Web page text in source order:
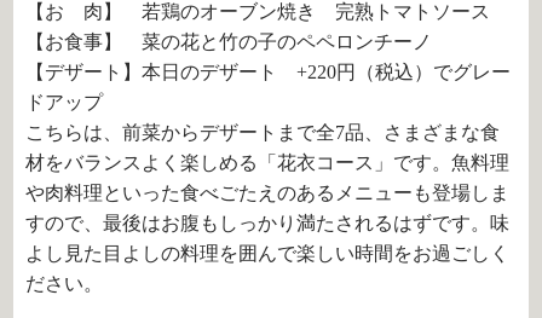
【お 肉】 若鶏のオーブン焼き 完熟トマトソース
【お食事】 菜の花と竹の子のペペロンチーノ
【デザート】本日のデザート +220円（税込）でグレー
ドアップ
こちらは、前菜からデザートまで全7品、さまざまな食
材をバランスよく楽しめる「花衣コース」です。魚料理
や肉料理といった食べごたえのあるメニューも登場しま
すので、最後はお腹もしっかり満たされるはずです。味
よし見た目よしの料理を囲んで楽しい時間をお過ごしく
ださい。